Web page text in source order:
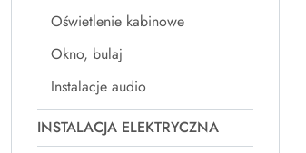
Oświetlenie kabinowe
Okno, bulaj
Instalacje audio
INSTALACJA ELEKTRYCZNA